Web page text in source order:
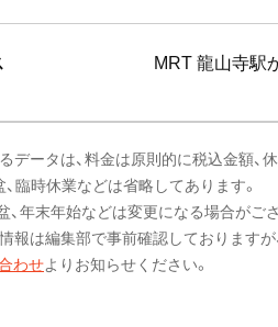
MRT 龍山寺駅
データは、料金は原則的に税込金額、
、臨時休業などは省略してあります。
、年末年始などは変更になる場合がご
報は編集部で事前確認しております
わせよりお知らせください。